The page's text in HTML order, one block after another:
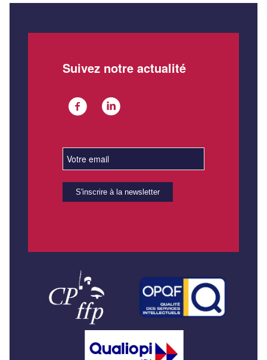
Suivez notre actualité